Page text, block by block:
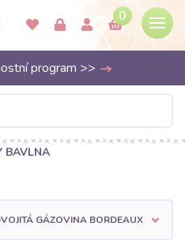
0
program >>
BAVLNA
GÁZOVINA BORDEAUX